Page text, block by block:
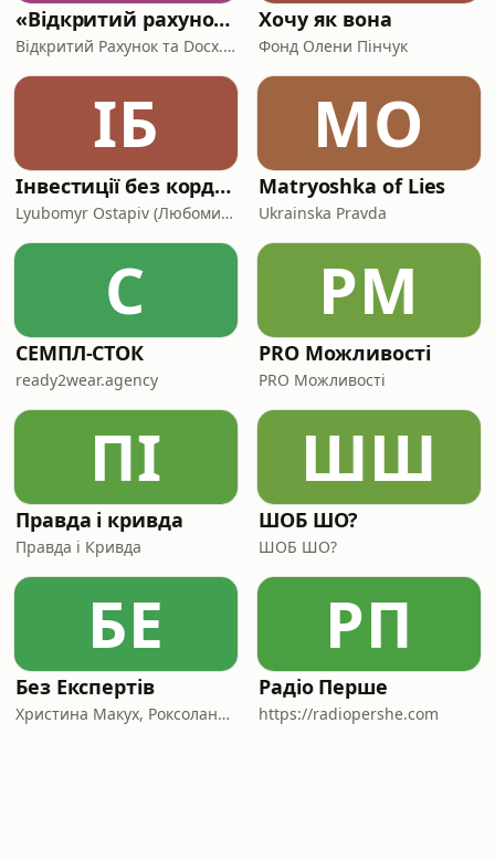
«Відкритий рахунок» — podcast про гастробізнеси України
Відкритий Рахунок та Docx.ua
Хочу як вона
Фонд Олени Пінчук
ІБ
Інвестиції без кордонів в Європі
Lyubomyr Ostapiv (Любомир Остапів)
MO
Matryoshka of Lies
Ukrainska Pravda
С
СЕМПЛ-СТОК
ready2wear.agency
PМ
PRO Можливості
PRO Можливості
ПІ
Правда і кривда
Правда і Кривда
ШШ
ШОБ ШО?
ШОБ ШО?
БЕ
Без Експертів
Христина Макух, Роксолана Кіт та Ярослав Борисюк
РП
Радіо Перше
https://radiopershe.com